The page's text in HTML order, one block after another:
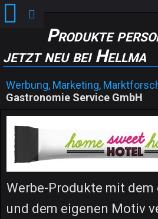
Produkte
jetzt neu bei Hellma
Werbung, Marketing,
Gastronomie Service GmbH
Werbe-Produkte mit dem
und dem eigenen Motiv